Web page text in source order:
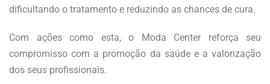
dificultando o tratamento e reduzindo as chances de cura.
Com ações como esta, o Moda Center reforça seu
compromisso com a promoção da saúde e a valorização
dos seus profissionais.